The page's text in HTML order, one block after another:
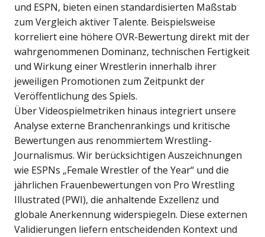
und ESPN, bieten einen standardisierten Maßstab
zum Vergleich aktiver Talente. Beispielsweise
korreliert eine höhere OVR-Bewertung direkt mit der
wahrgenommenen Dominanz, technischen Fertigkeit
und Wirkung einer Wrestlerin innerhalb ihrer
jeweiligen Promotionen zum Zeitpunkt der
Veröffentlichung des Spiels.
Über Videospielmetriken hinaus integriert unsere
Analyse externe Branchenrankings und kritische
Bewertungen aus renommiertem Wrestling-
Journalismus. Wir berücksichtigen Auszeichnungen
wie ESPNs „Female Wrestler of the Year“ und die
jährlichen Frauenbewertungen von Pro Wrestling
Illustrated (PWI), die anhaltende Exzellenz und
globale Anerkennung widerspiegeln. Diese externen
Validierungen liefern entscheidenden Kontext und